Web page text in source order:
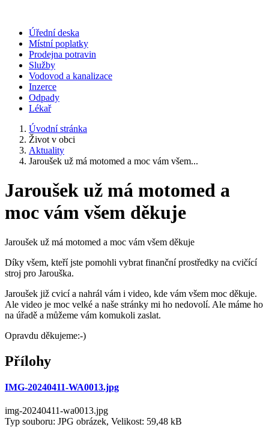
Úřední deska
Místní poplatky
Prodejna potravin
Služby
Vodovod a kanalizace
Inzerce
Odpady
Lékař
Úvodní stránka
Život v obci
Aktuality
Jaroušek už má motomed a moc vám všem...
Jaroušek už má motomed a
moc vám všem děkuje
Jaroušek už má motomed a moc vám všem děkuje
Díky všem, kteří jste pomohli vybrat finanční prostředky na cvičící
stroj pro Jarouška.
Jaroušek již cvicí a nahrál vám i video, kde vám všem moc děkuje.
Ale video je moc velké a naše stránky mi ho nedovolí. Ale máme ho
na úřadě a můžeme vám komukoli zaslat.
Opravdu děkujeme:-)
Přílohy
IMG-20240411-WA0013.jpg
img-20240411-wa0013.jpg
Typ souboru: JPG obrázek, Velikost: 59,48 kB